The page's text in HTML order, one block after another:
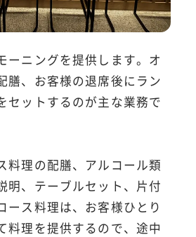
ーニングを提供します。オ
膳、お客様の退席後にラン
セットするのが主な業務で
料理の配膳、アルコール類
明、テーブルセット、片付
ース料理は、お客様ひとり
料理を提供するので、途中